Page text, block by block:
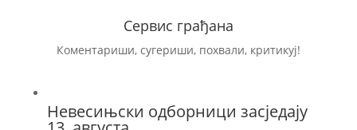
Сервис грађана
Коментариши, сугериши, похвали, критикуј!
Невесињски одборници засједају